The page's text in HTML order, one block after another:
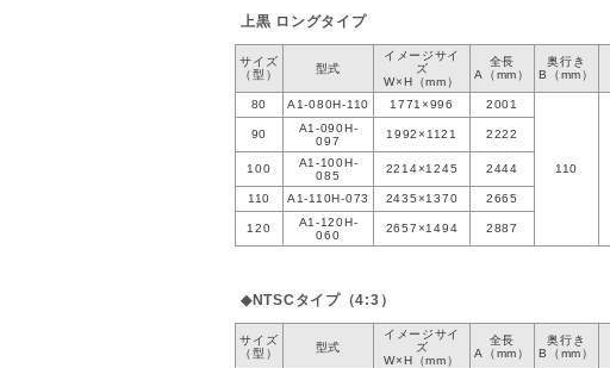
上黒 ロングタイプ
サイズ
（型）
型式
イメージサイ
ズ
W×H（mm）
全長
A（mm）
奥行き
B（mm）
80 A1-080H-110 1771×996 2001
110
90
A1-090H-
097
1992×1121 2222
100
A1-100H-
085
2214×1245 2444
110 A1-110H-073 2435×1370 2665
120
A1-120H-
060
2657×1494 2887
◆NTSCタイプ（4:3）
サイズ
（型）
型式
イメージサイ
ズ
W×H（mm）
全長
A（mm）
奥行き
B（mm）